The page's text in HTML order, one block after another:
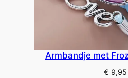
Armbandje met
€ 9,95